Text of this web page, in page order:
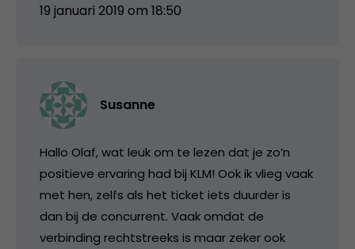
19 januari 2019 om 18:50
Susanne
Hallo Olaf, wat leuk om te lezen dat je zo’n
positieve ervaring had bij KLM! Ook ik vlieg vaak
met hen, zelfs als het ticket iets duurder is
dan bij de concurrent. Vaak omdat de
verbinding rechtstreeks is maar zeker ook